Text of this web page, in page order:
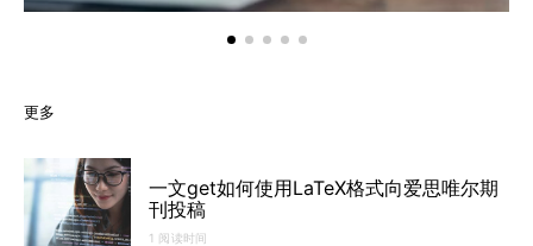
更多
一文get如何使用LaTeX格式向爱思唯尔期
刊投稿
1 阅读时间